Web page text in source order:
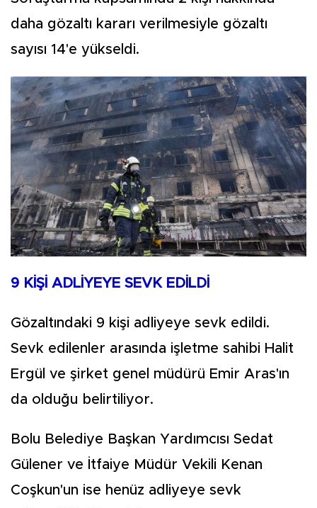
daha gözaltı kararı verilmesiyle gözaltı
sayısı 14'e yükseldi.
9 KİŞİ ADLİYEYE SEVK EDİLDİ
Gözaltındaki 9 kişi adliyeye sevk edildi.
Sevk edilenler arasında işletme sahibi Halit
Ergül ve şirket genel müdürü Emir Aras'ın
da olduğu belirtiliyor.
Bolu Belediye Başkan Yardımcısı Sedat
Gülener ve İtfaiye Müdür Vekili Kenan
Coşkun'un ise henüz adliyeye sevk